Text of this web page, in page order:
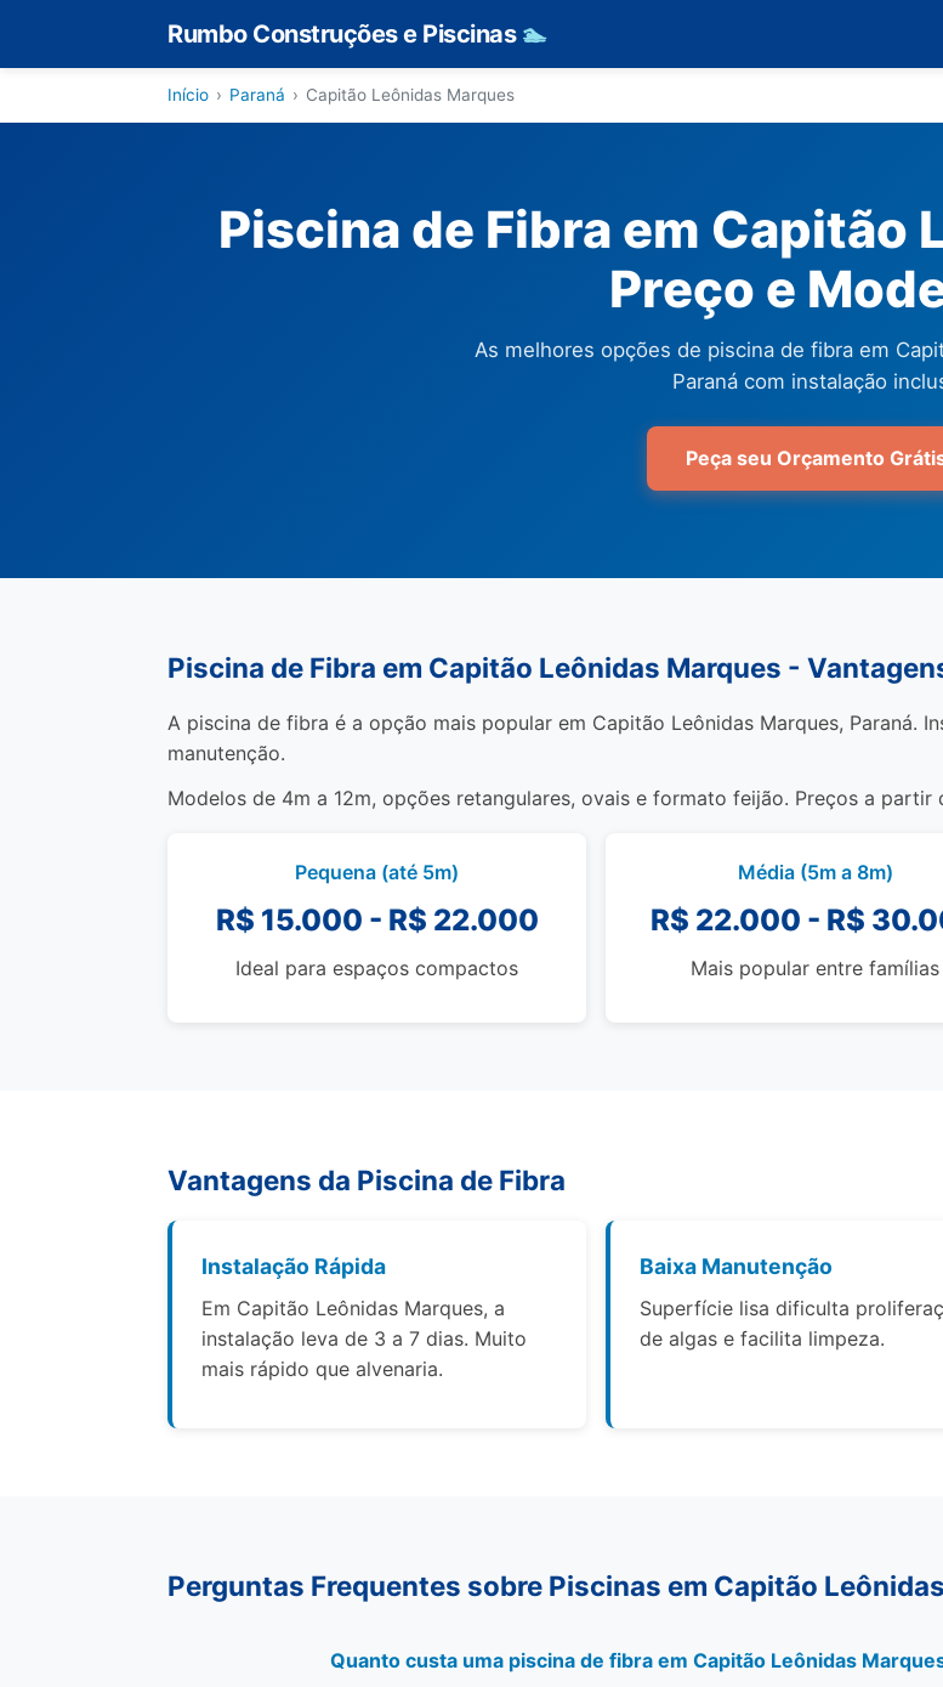
Rumbo Construções e Piscinas 🏊
Início › Paraná › Capitão Leônidas Marques
Piscina de Fibra em Capitão
Preço e
As melhores opções de piscina de fibra em
Paraná com instalação
Peça seu Orçamento
Piscina de Fibra em Capitão Leônidas Marques -
A piscina de fibra é a opção mais popular em Capitão Leônidas Marques, Paraná.
manutenção.
Modelos de 4m a 12m, opções retangulares, ovais e formato feijão. Preços a
Pequena (até 5m)
R$ 15.000 - R$ 22.000
Ideal para espaços compactos
Média (5m a 8m)
R$ 22.000 - R$
Mais popular entre famílias
Vantagens da Piscina de Fibra
Instalação Rápida
Em Capitão Leônidas Marques, a
instalação leva de 3 a 7 dias. Muito
mais rápido que alvenaria.
Baixa Manutenção
Superfície lisa dificulta
de algas e facilita limpeza.
Perguntas Frequentes sobre Piscinas em Capitão
Quanto custa uma piscina de fibra em Capitão Leônidas